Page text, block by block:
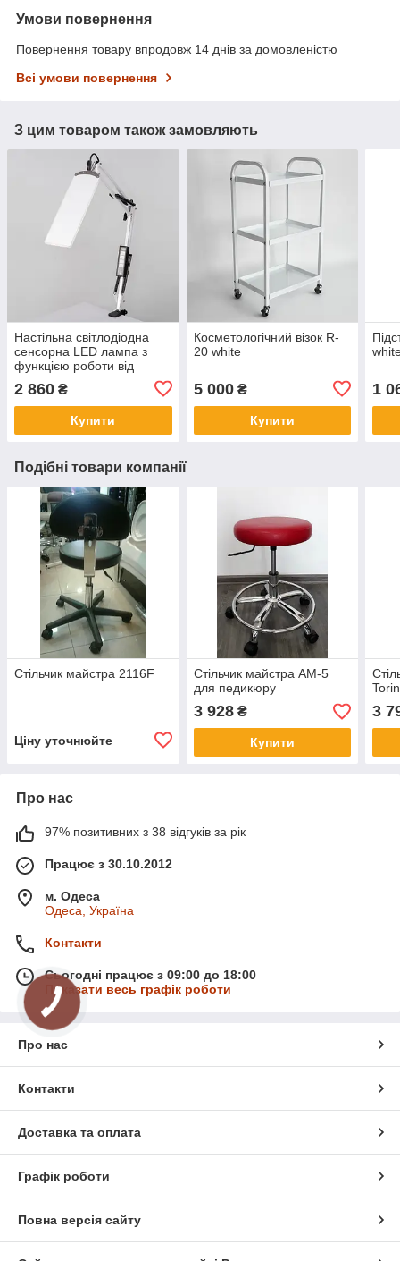
Умови повернення
Повернення товару впродовж 14 днів за домовленістю
Всі умови повернення
З цим товаром також замовляють
Настільна світлодіодна
сенсорна LED лампа з
функцією роботи від
регулюванням світла X-
LED-20 SW
2 860 ₴
Купити
Косметологічний візок R-
20 white
5 000₴
Купити
1
Подібні товари компанії
Стільчик майстра 2116F
Ціну уточнюйте
Стільчик майстра AM-5
для педикюру
3 928₴
Купити
3
Про нас
97% позитивних з 38 відгуків за рік
Працює з 30.10.2012
м. Одеса
Одеса, Україна
Контакти
Сьогодні працює з 09:00 до 18:00
Показати весь графік роботи
Про нас
Контакти
Доставка та оплата
Графік роботи
Повна версія сайту